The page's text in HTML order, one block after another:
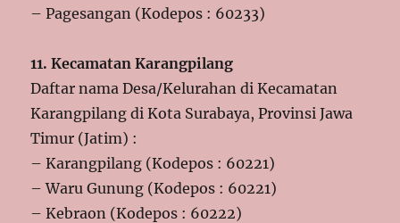
– Pagesangan (Kodepos : 60233)
11. Kecamatan Karangpilang
Daftar nama Desa/Kelurahan di Kecamatan
Karangpilang di Kota Surabaya, Provinsi Jawa
Timur (Jatim) :
– Karangpilang (Kodepos : 60221)
– Waru Gunung (Kodepos : 60221)
– Kebraon (Kodepos : 60222)